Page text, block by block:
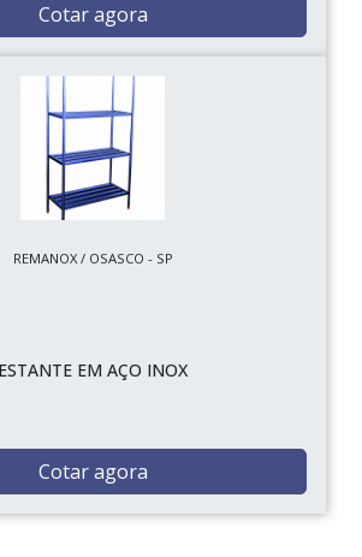
Cotar agora
REMANOX / OSASCO - SP
ESTANTE EM AÇO INOX
Cotar agora